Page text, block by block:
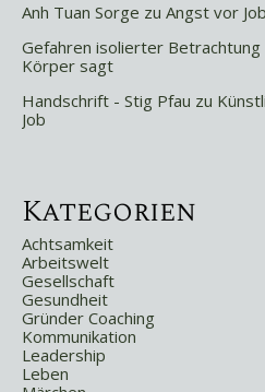
Anh Tuan Sorge zu Angst vor
Gefahren isolierter Betrachtung
Körper sagt
Handschrift - Stig Pfau zu
Job
Kategorien
Achtsamkeit
Arbeitswelt
Gesellschaft
Gesundheit
Gründer Coaching
Kommunikation
Leadership
Leben